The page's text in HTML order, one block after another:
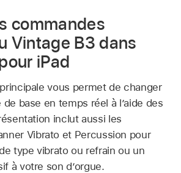
commandes
Vintage B3 dans
iPad
vous permet de changer
de base en temps réel à l’aide des
inclut aussi les
Vibrato et Percussion pour
type vibrato ou refrain ou un
à votre son d’orgue.